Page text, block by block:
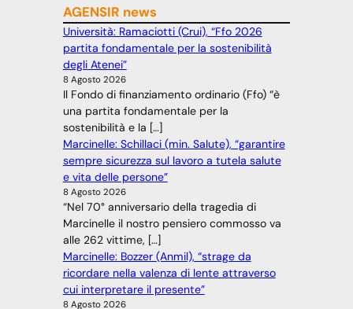
AGENSIR news
Università: Ramaciotti (Crui), “Ffo 2026
partita fondamentale per la sostenibilità
degli Atenei”
8 Agosto 2026
Il Fondo di finanziamento ordinario (Ffo) “è
una partita fondamentale per la
sostenibilità e la […]
Marcinelle: Schillaci (min. Salute), “garantire
sempre sicurezza sul lavoro a tutela salute
e vita delle persone”
8 Agosto 2026
“Nel 70° anniversario della tragedia di
Marcinelle il nostro pensiero commosso va
alle 262 vittime, […]
Marcinelle: Bozzer (Anmil), “strage da
ricordare nella valenza di lente attraverso
cui interpretare il presente”
8 Agosto 2026